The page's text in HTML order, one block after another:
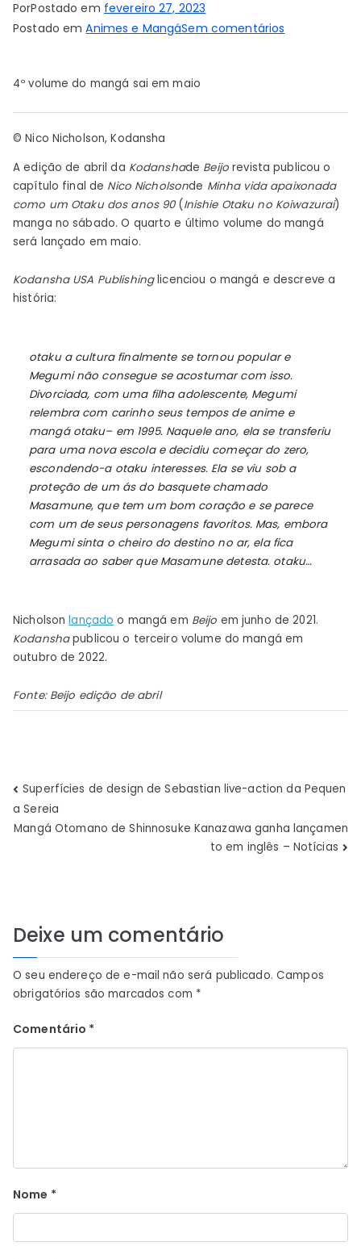
PorPostado em fevereiro 27, 2023
Postado emAnimes e MangáSem comentários
Nico
Nicholson
como
um
Notícias
4º volume do mangá sai em maio
© Nico Nicholson, Kodansha
A edição de abril da Kodanshade Beijorevista publicou o
capítulo final de Nico Nicholsonde Minha vida apaixonada
como um Otaku dos anos 90(Inishie Otaku no Koiwazurai)
manga no sábado. O quarto e último volume do mangá
será lançado em maio.
Kodansha USA Publishinglicenciou o mangá e descreve a
história:
otakua cultura finalmente se tornou popular e
Megumi não consegue se acostumar com isso.
Divorciada, com uma filha adolescente, Megumi
relembra com carinho seus tempos de anime e
mangá otaku– em 1995. Naquele ano, ela se transferiu
para uma nova escola e decidiu começar do zero,
escondendo-a otakuinteresses. Ela se viu sob a
proteção de um ás do basquete chamado
Masamune, que tem um bom coração e se parece
com um de seus personagens favoritos. Mas, embora
Megumi sinta o cheiro do destino no ar, ela fica
arrasada ao saber que Masamune detesta. otaku…
Nicholsonlançado o mangá em Beijo em junho de 2021.
Kodanshapublicou o terceiro volume do mangá em
outubro de 2022.
Fonte: Beijo edição de abril
Navegação
de
Superfícies de design de Sebastian live-action da Pequen
a Sereia
Mangá Otomano de Shinnosuke Kanazawa ganha lançamen
to em inglês – Notícias
Deixe um comentário
O seu endereço de e-mail não será publicado. Campos
obrigatórios são marcados com *
Comentário *
Nome *